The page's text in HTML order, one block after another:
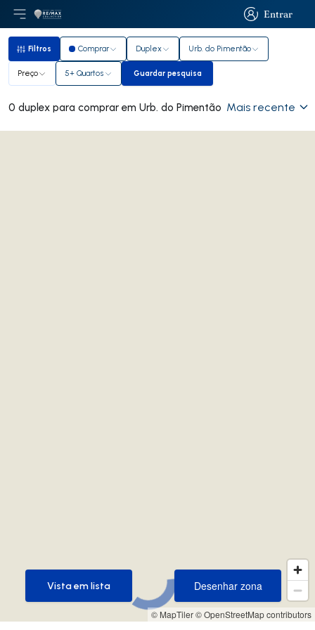
Entrar
Entrar
Abri menu principal
LogoIr para página inicial
Filtros
Filtros Comprar Duplex Urb. do Pimentão
Preço 5+ Quartos Guardar pesquisa
Guardar pesquisa
0 duplex para comprar em Urb. do Pimentão Mais recente
© MapTiler© OpenStreetMap contributors
Desenhar zona
Desenhar zona
Vista em lista
Vista em lista